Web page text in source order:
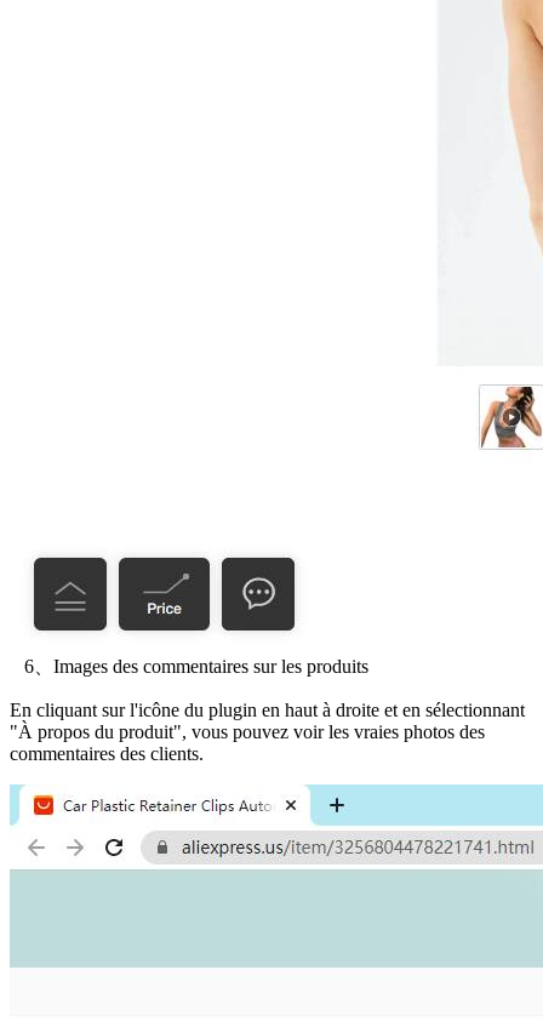
6、Images des commentaires sur les produits
En cliquant sur l'icône du plugin en haut à droite et en sélectionnant
"À propos du produit", vous pouvez voir les vraies photos des
commentaires des clients.